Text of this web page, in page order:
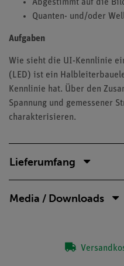
Abgestimmt auf die
Quanten- und/oder
Aufgaben
Wie sieht die UI-Kennlinie
(LED) ist ein
Kennlinie hat. Über den
Spannung und gemessener
charakterisieren.
Lieferumfang
Media / Downloads